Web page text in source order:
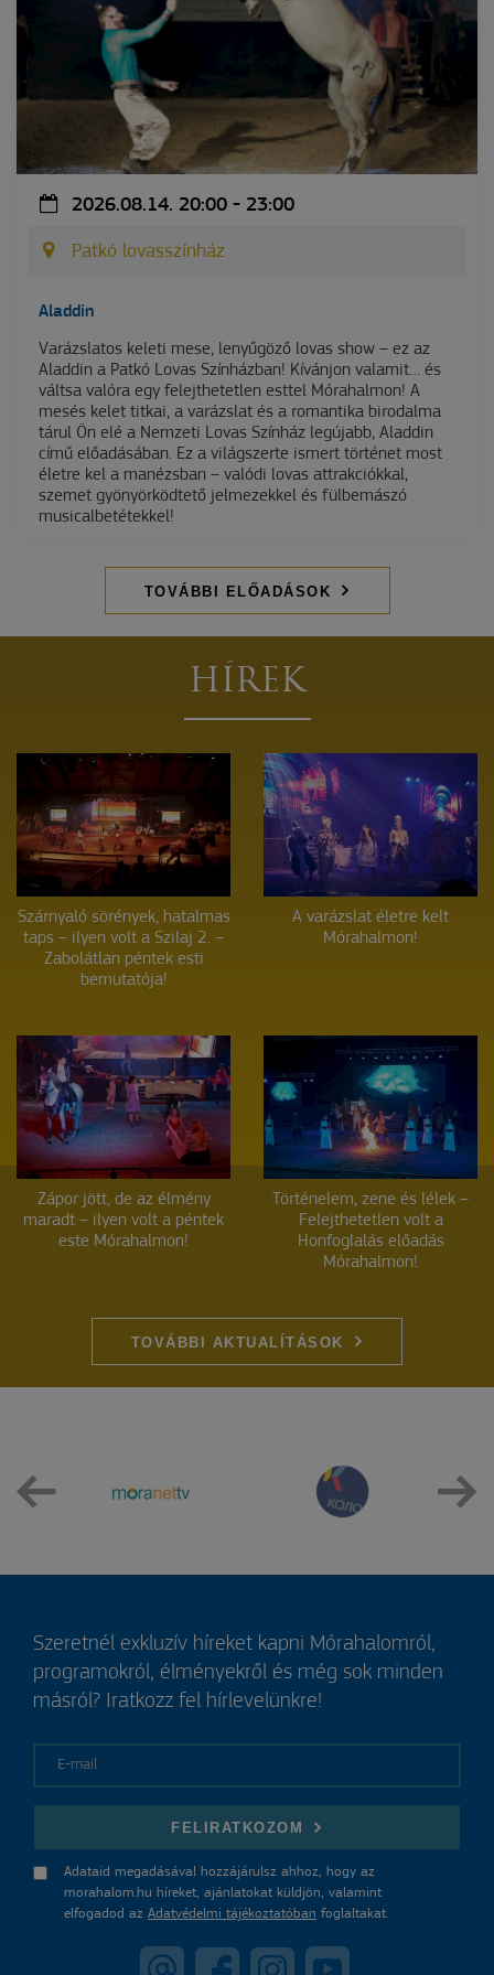
2026.08.14. 20:00 - 23:00
Patkó lovasszínház
Aladdin
Varázslatos keleti mese, lenyűgöző lovas show – ez az
Aladdin a Patkó Lovas Színházban! Kívánjon valamit… és
váltsa valóra egy felejthetetlen esttel Mórahalmon! A
mesés kelet titkai, a varázslat és a romantika birodalma
tárul Ön elé a Nemzeti Lovas Színház legújabb, Aladdin
című előadásában. Ez a világszerte ismert történet most
életre kel a manézsban – valódi lovas attrakciókkal,
szemet gyönyörködtető jelmezekkel és fülbemászó
musicalbetétekkel!
TOVÁBBI ELŐADÁSOK
HÍREK
Szárnyaló sörények, hatalmas
taps – ilyen volt a Szilaj 2. –
Zabolátlan péntek esti
bemutatója!
A varázslat életre kelt
Mórahalmon!
Zápor jött, de az élmény
maradt – ilyen volt a péntek
este Mórahalmon!
Történelem, zene és lélek –
Felejthetetlen volt a
Honfoglalás előadás
Mórahalmon!
TOVÁBBI AKTUALÍTÁSOK
Szeretnél exkluzív híreket kapni Mórahalomról,
programokról, élményekről és még sok minden
másról? Iratkozz fel hírlevelünkre!
FELIRATKOZOM
Adataid megadásával hozzájárulsz ahhoz, hogy az
morahalom.hu híreket, ajánlatokat küldjön, valamint
elfogadod az Adatvédelmi tájékoztatóban foglaltakat.